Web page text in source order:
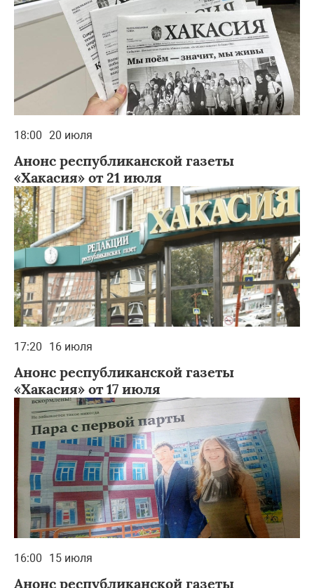
18:00 20 июля
Анонс республиканской газеты
«Хакасия» от 21 июля
17:20 16 июля
Анонс республиканской газеты
«Хакасия» от 17 июля
16:00 15 июля
Анонс республиканской газеты